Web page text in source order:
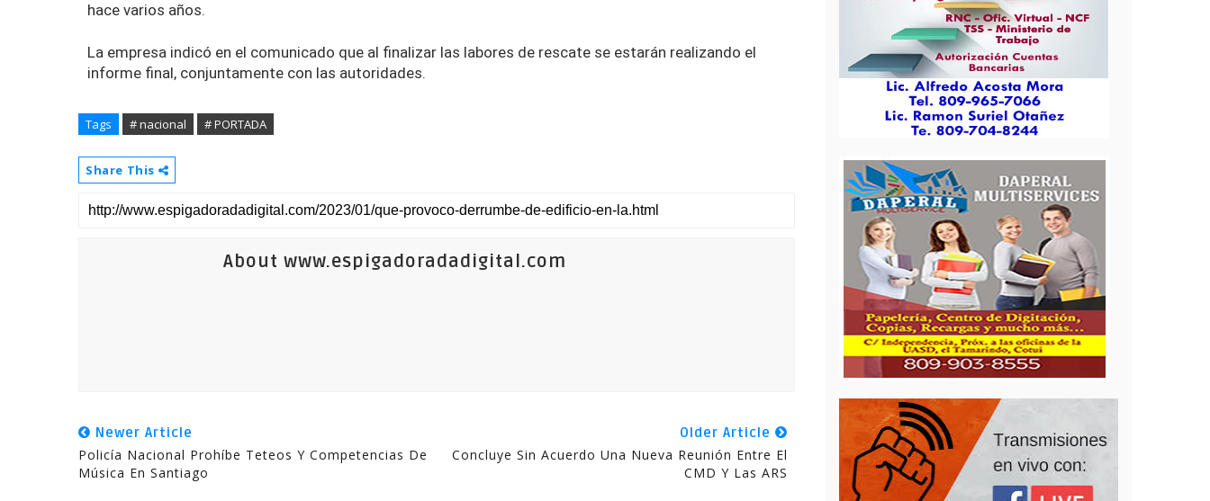
hace varios años.
La empresa indicó en el comunicado que al finalizar las labores de rescate se estarán realizando el
informe final, conjuntamente con las autoridades.
Tags # nacional # PORTADA
Share This
About www.espigadoradadigital.com
Newer Article
Policía Nacional Prohíbe Teteos Y Competencias De
Música En Santiago
Older Article
Concluye Sin Acuerdo Una Nueva Reunión Entre El
CMD Y Las ARS